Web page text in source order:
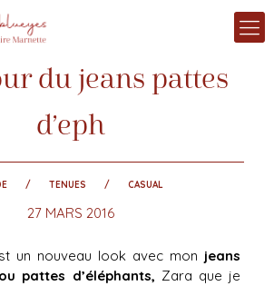
du jeans pattes
d’eph
TENUES CASUAL
27 MARS 2016
un nouveau look avec mon jeans
pattes d’éléphants, Zara que je